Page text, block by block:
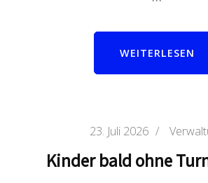
WEITERLESEN
23. Juli 2026 /
Kinder bald ohne